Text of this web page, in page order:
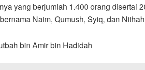
yang berjumlah 1.400 orang disertai
Naim, Qumush, Syiq, dan
bin Amir bin Hadidah